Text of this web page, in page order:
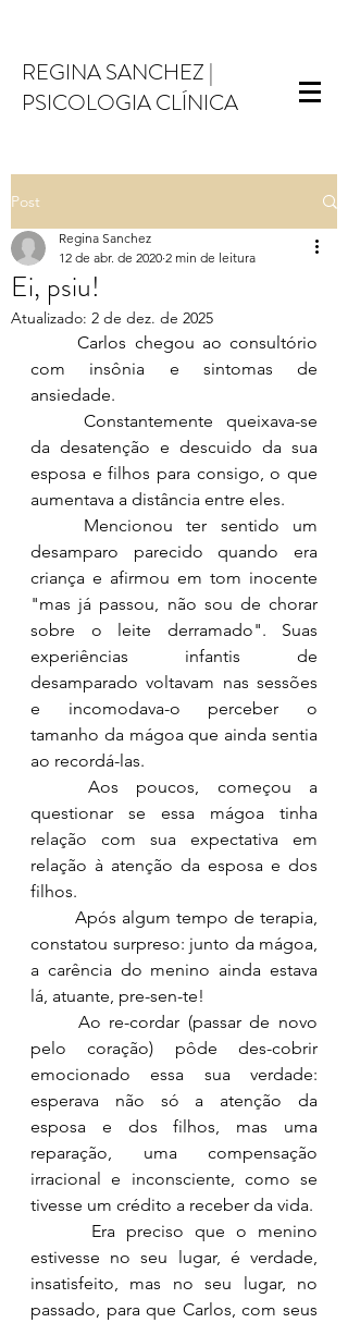
REGINA SANCHEZ |
PSICOLOGIA CLÍNICA
Post
Ei, psiu!
Regina Sanchez
12 de abr. de 2020 2 min de leitura
Atualizado: 2 de dez. de 2025
Carlos chegou ao consultório
com insônia e sintomas de
ansiedade.
Constantemente queixava-se
da desatenção e descuido da sua
esposa e filhos para consigo, o que
aumentava a distância entre eles.
	M
encionou ter sentido um
desamparo parecido quando era
criança e afirmou em tom inocente
"mas já passou, não sou de chorar
sobre o leite derramado". Suas
experiências infantis de
desamparado voltavam nas sessões
e incomodava-o perceber o
tamanho da mágoa que ainda sentia
ao recordá-las.
questionar se essa mágoa tinha
relação com sua expectativa em
relação à atenção da esposa e dos
filhos.
	Após algum tempo de terapia
,
constatou surpreso: junto da mágoa,
a carência do menino ainda estava
lá, atuante, pre-sen-te!
pelo coração) pôde des-cobrir
esperava não só a atenção da
esposa e dos filhos, mas uma
reparação, uma compensação
irracional e inconsciente, como se
tivesse um crédito a receber da vida.
Era preciso que o menino
estivesse no seu lugar, é verdade,
insatisfeito, mas no seu lugar, no
passado, para que Carlos, com seus